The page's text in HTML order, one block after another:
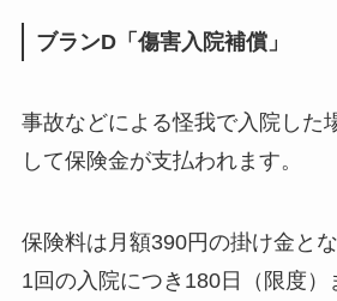
ブランD「傷害入院補償」
事故などによる怪我で入院した
して保険金が支払われます。
保険料は 月額390円の掛け金 と
1回の入院につき180日（限度）